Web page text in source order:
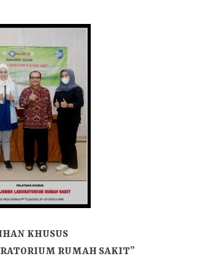
KHUSUS
RUMAH SAKIT”